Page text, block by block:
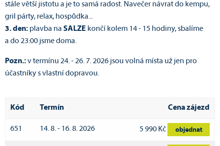
stále větší jistotu a je to samá radost. Navečer návrat do kempu,
gril párty, relax, hospůdka...
3. den: plavba na SALZE končí kolem 14 - 15 hodiny, sbalíme
a do 23:00 jsme doma.
Pozn.:v termínu 24. - 26. 7. 2026 jsou volná místa už jen pro
účastníky s vlastní dopravou.
Kód Termín Cena zájezd
651 14. 8. - 16. 8. 2026 5 990 Kč objednat